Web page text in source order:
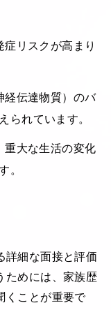
リスクが高まり
経伝達物質）のバ
られています。
重大な生活の変化
。
詳細な面接と評価
ためには、家族歴
くことが重要で